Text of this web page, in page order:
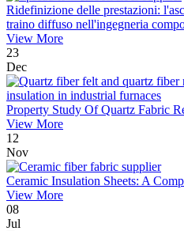
Ridefinizione delle prestazioni:
traino diffuso nell'ingegneria
View More
23
Dec
Property Study Of Quartz Fabric
View More
12
Nov
Ceramic Insulation Sheets: A
View More
08
Jul